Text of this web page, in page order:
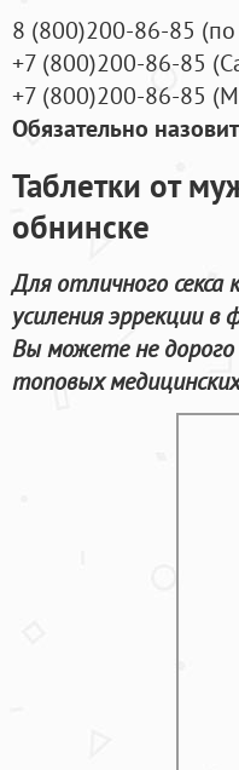
8 (800)200-86-85 (
+7 (800)200-86-85 (
+7 (800)200-86-85 (
Обязательно
Таблетки от
обнинске
Для отличного секса
усиления эррекции
Вы можете не дорого
топовых